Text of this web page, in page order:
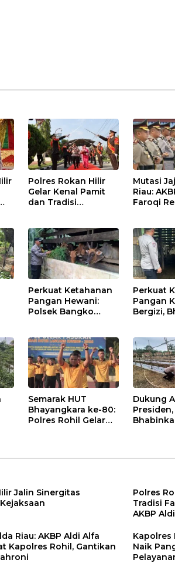
Polres Rokan Hilir
Gelar Kenal Pamit
dan Tradisi
AKBP Aldi Alfa
Faroqi Resmi
Menjabat
Mutasi
Riau:
Faroqi
Imam
Perkuat Ketahanan
Pangan Hewani:
Polsek Bangko
Bangko Makmur
Perkuat
Pangan
Bergizi,
Warga
Semarak HUT
Bhayangkara ke-80:
Polres Rohil Gelar
Dukung
Presiden,
Jalin Sinergitas
Polres
Tradisi
AKBP
Riau: AKBP Aldi Alfa
Kapolres Rohil, Gantikan
Kapolres
Naik